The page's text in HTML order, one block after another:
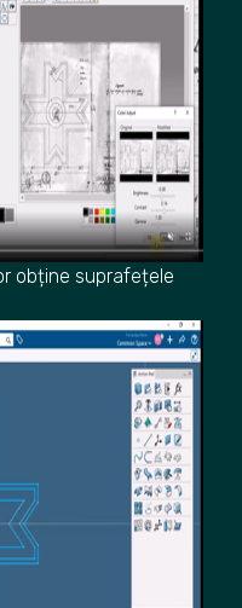
obține suprafețele